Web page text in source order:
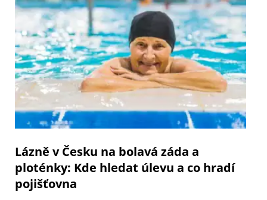
Lázně v Česku na bolavá záda a
ploténky: Kde hledat úlevu a co hradí
pojišťovna